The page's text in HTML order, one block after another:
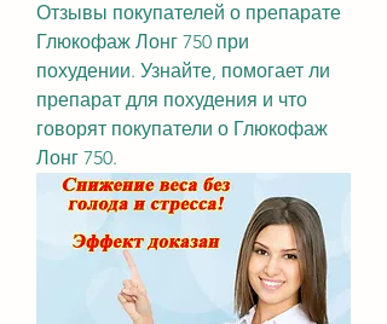
Отзывы покупателей о препарате
Глюкофаж Лонг 750 при
похудении. Узнайте, помогает ли
препарат для похудения и что
говорят покупатели о Глюкофаж
Лонг 750.